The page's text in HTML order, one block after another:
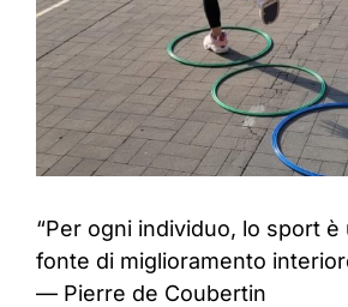
“Per ogni individuo, lo sport è
fonte di miglioramento
— Pierre de Coubertin